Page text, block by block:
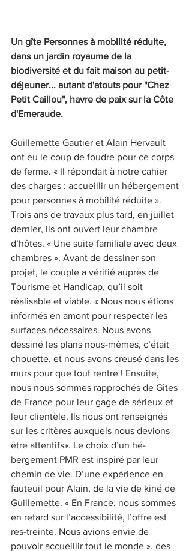
Un gîte Personnes à mobilité réduite,
dans un jardin royaume de la
biodiversité et du fait maison au petit-
déjeuner... autant d'atouts pour "Chez
Petit Caillou", havre de paix sur la Côte
d'Emeraude.
Guillemette Gautier et Alain Hervault
ont eu le coup de foudre pour ce corps
de ferme. « Il répondait à notre cahier
des charges : accueillir un hébergement
pour personnes à mobilité réduite ».
Trois ans de travaux plus tard, en juillet
dernier, ils ont ouvert leur chambre
d’hôtes. « Une suite familiale avec deux
chambres ». Avant de dessiner son
projet, le couple a vérifié auprès de
Tourisme et Handicap, qu’il soit
réalisable et viable. « Nous nous étions
informés en amont pour respecter les
surfaces nécessaires. Nous avons
dessiné les plans nous-mêmes, c’était
chouette, et nous avons creusé dans les
murs pour que tout rentre ! Ensuite,
nous nous sommes rapprochés de Gîtes
de France pour leur gage de sérieux et
leur clientèle. Ils nous ont renseignés
sur les critères auxquels nous devions
être attentifs». Le choix d’un hé-
bergement PMR est inspiré par leur
chemin de vie. D’une expérience en
fauteuil pour Alain, de la vie de kiné de
Guillemette. « En France, nous sommes
en retard sur l’accessibilité, l’offre est
res-treinte. Nous avions envie de
pouvoir accueillir tout le monde ». des